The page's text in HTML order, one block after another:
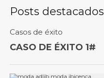
Posts destacados